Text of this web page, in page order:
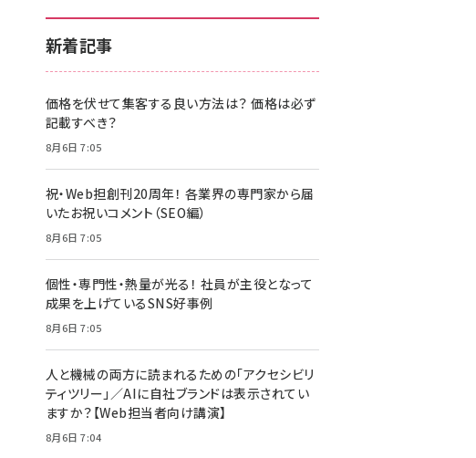
z世代 (1622)
meo (1275)
新着記事
価格を伏せて集客する良い方法は？ 価格は必ず
記載すべき？
8月6日 7:05
祝・Web担創刊20周年！ 各業界の専門家から届
いたお祝いコメント（SEO編）
8月6日 7:05
個性・専門性・熱量が光る！ 社員が主役となって
成果を上げているSNS好事例
8月6日 7:05
人と機械の両方に読まれるための「アクセシビリ
ティツリー」／AIに自社ブランドは表示されてい
ますか？【Web担当者向け講演】
8月6日 7:04